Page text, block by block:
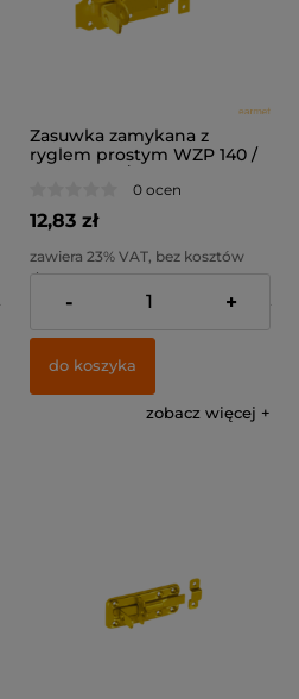
Zasuwka zamykana z
ryglem prostym WZP 140 /
140x55x5,0 /
0 ocen
12,83 zł
zawiera 23% VAT, bez kosztów
dostawy
Cena netto:
10,43 zł
- +
do koszyka
zobacz więcej